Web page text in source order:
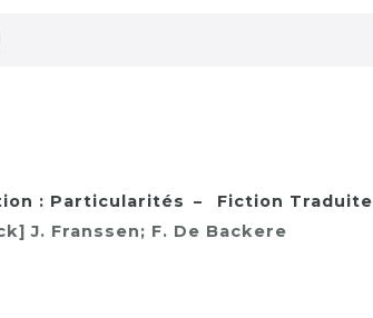
: Particularités
Fiction Traduite
J. Franssen; F. De Backere